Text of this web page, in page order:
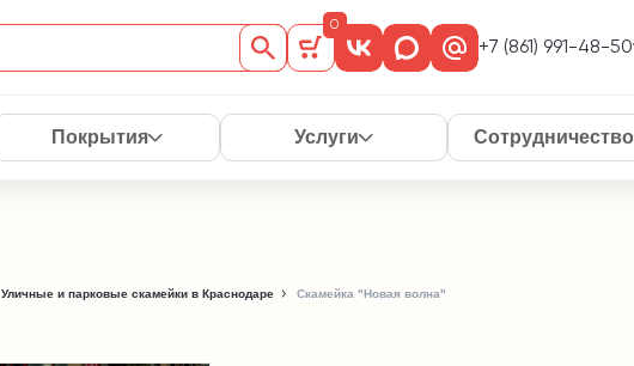
0
+7 (861) 991-48-50
Покрытия Услуги Сотрудничество
Уличные и парковые скамейки в Краснодаре Скамейка "Новая волна"